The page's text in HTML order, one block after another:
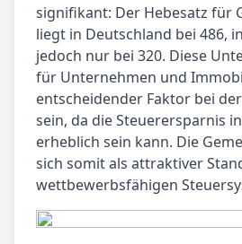
signifikant: Der Hebesatz für
liegt in Deutschland bei 486,
jedoch nur bei 320. Diese
für Unternehmen und
entscheidender Faktor bei
sein, da die Steuerersparnis
erheblich sein kann. Die
sich somit als attraktiver
wettbewerbsfähigen